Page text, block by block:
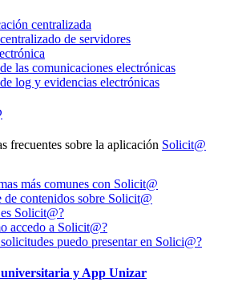
centralizada
de servidores
las comunicaciones electrónicas
log y evidencias electrónicas
frecuentes sobre la aplicación Solicit@
más comunes con Solicit@
de contenidos sobre Solicit@
Solicit@?
accedo a Solicit@?
puedo presentar en Solici@?
y App Unizar